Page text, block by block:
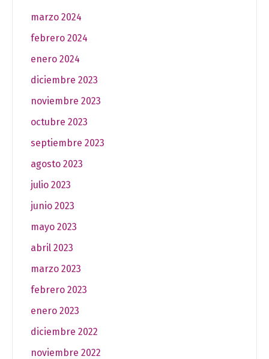
marzo 2024
febrero 2024
enero 2024
diciembre 2023
noviembre 2023
octubre 2023
septiembre 2023
agosto 2023
julio 2023
junio 2023
mayo 2023
abril 2023
marzo 2023
febrero 2023
enero 2023
diciembre 2022
noviembre 2022